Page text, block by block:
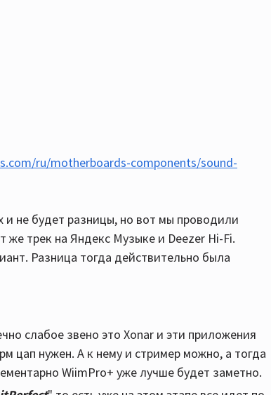
ru/motherboards-components/sound-
и не будет разницы, но вот мы проводили
же трек на Яндекс Музыке и Deezer Hi-Fi.
Разница тогда действительно была
слабое звено это Xonar и эти приложения
цап нужен. А к нему и стример можно, а тогда
WiimPro+ уже лучше будет заметно.